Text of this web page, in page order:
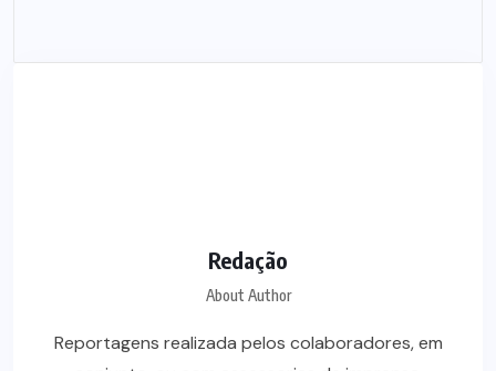
Redação
About Author
Reportagens realizada pelos colaboradores, em